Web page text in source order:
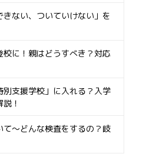
ない、ついていけない」を
に！親はどうすべき？対応
支援学校」に入れる？入学
！
〜どんな検査をするの？岐